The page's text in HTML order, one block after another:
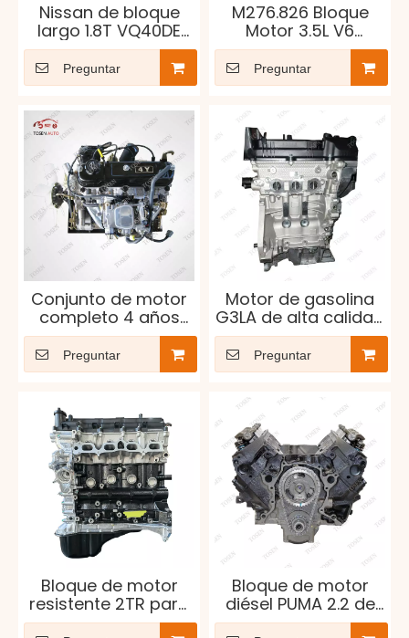
Nissan de bloque
largo 1.8T VQ40DE
con
turbocompresor e
intercooler
Preguntar
M276.826 Bloque
Motor 3.5L V6
Mercedes Clase E
Preguntar
Conjunto de motor
completo 4 años
Toyota Hiace Hilux
Preguntar
Motor de gasolina
G3LA de alta calidad
de bloque largo
desnudo completo
Newpars para
Preguntar
Bloque de motor
resistente 2TR para
OEM resistente a la
Bloque de motor
diésel PUMA 2.2 de
grado industrial